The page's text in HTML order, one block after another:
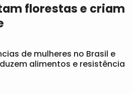
florestas e criam
de mulheres no Brasil e
alimentos e resistência